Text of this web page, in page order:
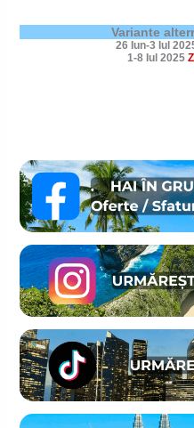
Variante
26 Iun-3 Iul
1-8 Iul 2025